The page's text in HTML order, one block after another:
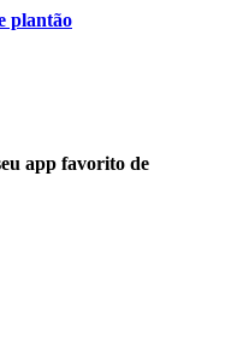
plantão
app favorito de